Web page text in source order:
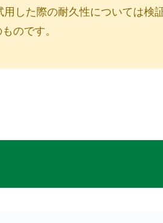
した際の耐久性については検
のです。